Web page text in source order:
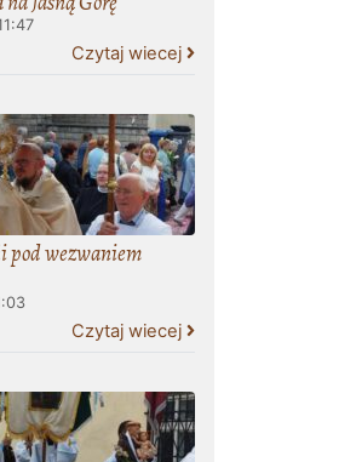
Czytaj wiecej
pod wezwaniem
Czytaj wiecej